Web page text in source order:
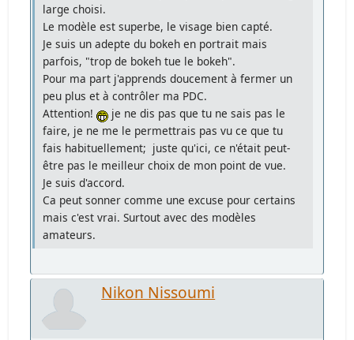
large choisi.
Le modèle est superbe, le visage bien capté.
Je suis un adepte du bokeh en portrait mais
parfois, "trop de bokeh tue le bokeh".
Pour ma part j'apprends doucement à fermer un
peu plus et à contrôler ma PDC.
Attention!
je ne dis pas que tu ne sais pas le
faire, je ne me le permettrais pas vu ce que tu
fais habituellement; juste qu'ici, ce n'était peut-
être pas le meilleur choix de mon point de vue.
Je suis d'accord.
Ca peut sonner comme une excuse pour certains
mais c'est vrai. Surtout avec des modèles
amateurs.
Nikon Nissoumi